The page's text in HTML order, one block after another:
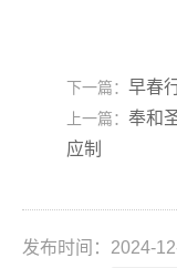
下一篇： 早春
上一篇： 奉和
应制
发布时间：2024-